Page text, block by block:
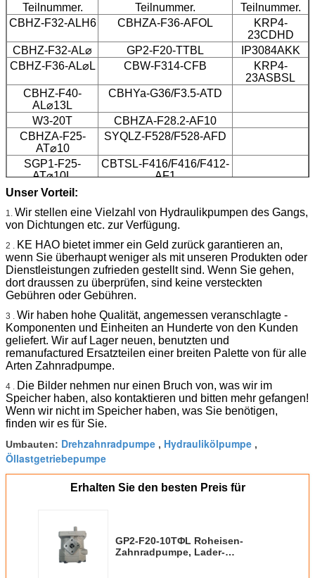
Teilnummer.
Teilnummer.
Teilnummer.
CBHZ-F32-ALH6
CBHZA-F36-AFOL
KRP4-
23CDHD
CBHZ-F32-AL⌀
GP2-F20-TTBL
IP3084AKK
CBHZ-F36-AL⌀L
CBW-F314-CFB
KRP4-
23ASBSL
CBHZ-F40-
AL⌀13L
CBHYa-G36/F3.5-ATD
W3-20T
CBHZA-F28.2-AF10
CBHZA-F25-
AT⌀10
SYQLZ-F528/F528-AFD
SGP1-F25-
AT⌀10L
CBTSL-F416/F416/F412-
AF1
CBT-F423-
CBWZT-F320-
AF⌀
Unser Vorteil:
1. Wir stellen eine Vielzahl von Hydraulikpumpen des Gangs,
von Dichtungen etc. zur Verfügung.
2 . KE HAO bietet immer ein Geld zurück garantieren an,
wenn Sie überhaupt weniger als mit unseren Produkten oder
Dienstleistungen zufrieden gestellt sind. Wenn Sie gehen,
dort draussen zu überprüfen, sind keine versteckten
Gebühren oder Gebühren.
3 . Wir haben hohe Qualität, angemessen veranschlagte -
Komponenten und Einheiten an Hunderte von den Kunden
geliefert. Wir auf Lager neuen, benutzten und
remanufactured Ersatzteilen einer breiten Palette von für alle
Arten Zahnradpumpe.
4 . Die Bilder nehmen nur einen Bruch von, was wir im
Speicher haben, also kontaktieren und bitten mehr gefangen!
Wenn wir nicht im Speicher haben, was Sie benötigen,
finden wir es für Sie.
Umbauten: Drehzahnradpumpe , Hydraulikölpumpe ,
Öllastgetriebepumpe
Erhalten Sie den besten Preis für
GP2-F20-10TΦL Roheisen-
Zahnradpumpe, Lader-